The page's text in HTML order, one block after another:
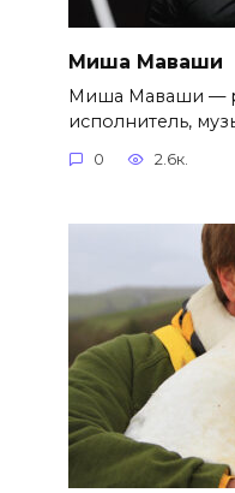
Миша Маваши
Миша Маваши —
исполнитель,
0 2.6к.